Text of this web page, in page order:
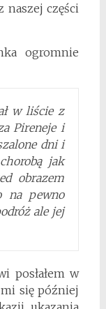
naszej części
ogromnie
w liście z
Pireneje i
dni i
jak
obrazem
na pewno
ale jej
posłałem w
się później